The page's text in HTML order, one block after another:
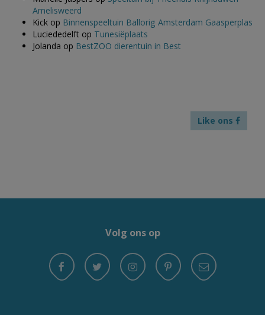
Amelisweerd
Kick op Binnenspeeltuin Ballorig Amsterdam Gaasperplas
Luciededelft op Tunesiëplaats
Jolanda op BestZOO dierentuin in Best
Like ons
Volg ons op